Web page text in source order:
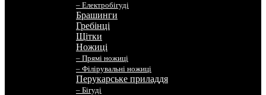
– Електробігуді
Брашинги
Гребінці
Щітки
Ножиці
– Прямі ножиці
– Філірувальні ножиці
Перукарське приладдя
– Бігуді